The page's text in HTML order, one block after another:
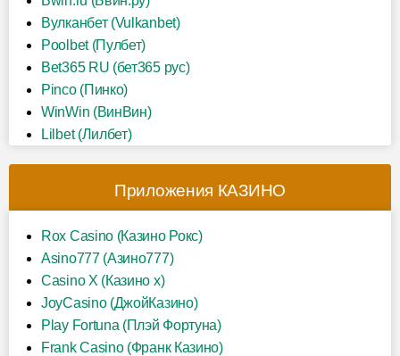
Вулканбет (Vulkanbet)
Poolbet (Пулбет)
Bet365 RU (бет365 рус)
Pinco (Пинко)
WinWin (ВинВин)
Lilbet (Лилбет)
Приложения КАЗИНО
Rox Casino (Казино Рокс)
Asino777 (Азино777)
Casino X (Казино х)
JoyCasino (ДжойКазино)
Play Fortuna (Плэй Фортуна)
Frank Casino (Франк Казино)